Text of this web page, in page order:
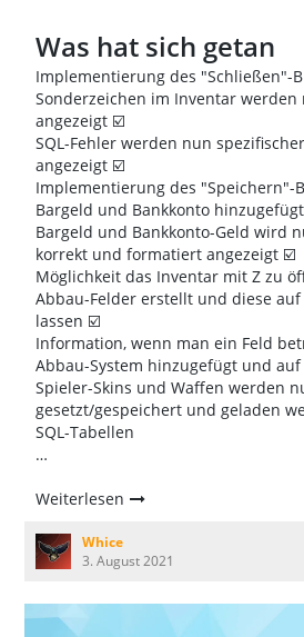
Was hat sich getan
Implementierung des "Schließen"-
Sonderzeichen im Inventar werden
angezeigt ☑️
SQL-Fehler werden nun
angezeigt ☑️
Implementierung des
Bargeld und Bankkonto
Bargeld und Bankkonto-Geld wird
korrekt und formatiert angezeigt ☑️
Möglichkeit das Inventar mit Z zu
Abbau-Felder erstellt und diese
lassen ☑️
Information, wenn man ein Feld
Abbau-System hinzugefügt und
Spieler-Skins und Waffen werden
gesetzt/gespeichert und geladen
SQL-Tabellen
…
Weiterlesen
Whice
3. August 2021